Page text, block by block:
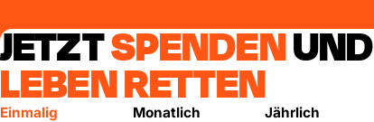
JETZTSPENDENUND
LEBEN RETTEN
Einmalig Monatlich Jährlich